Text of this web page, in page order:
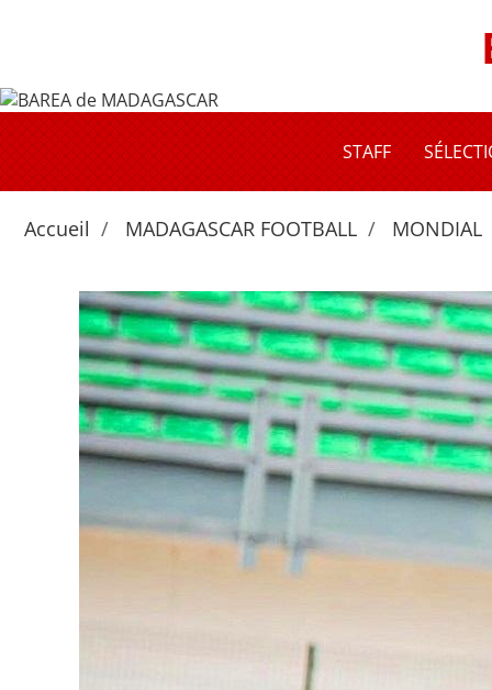
STAFF
Accueil MADAGASCAR FOOTBALL MONDIAL